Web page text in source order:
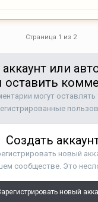
Страница 1 из 2
или
оставить
могут оставлять
Создать
новый
сообществе. Это
новый